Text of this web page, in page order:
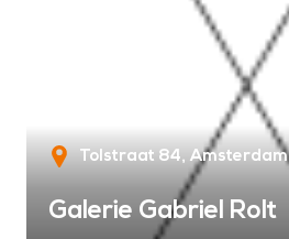
Tolstraat 84 Amsterdam
Galerie Gabriel Rolt